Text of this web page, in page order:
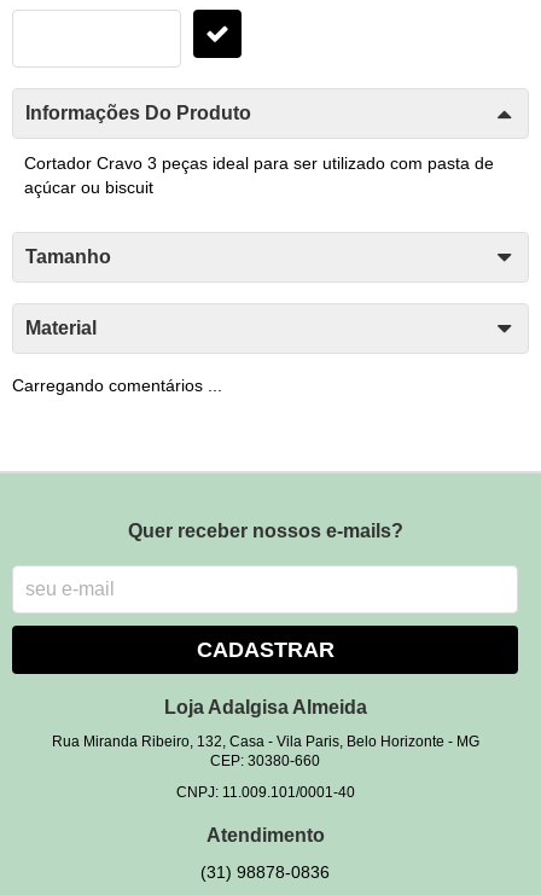
Informações Do Produto
Cortador Cravo 3 peças ideal para ser utilizado com pasta de
açúcar ou biscuit
Tamanho
Material
Carregando comentários ...
Quer receber nossos e-mails?
CADASTRAR
Loja Adalgisa Almeida
Rua Miranda Ribeiro, 132, Casa- Vila Paris, Belo Horizonte - MG
CEP: 30380-660
CNPJ: 11.009.101/0001-40
Atendimento
(31) 98878-0836